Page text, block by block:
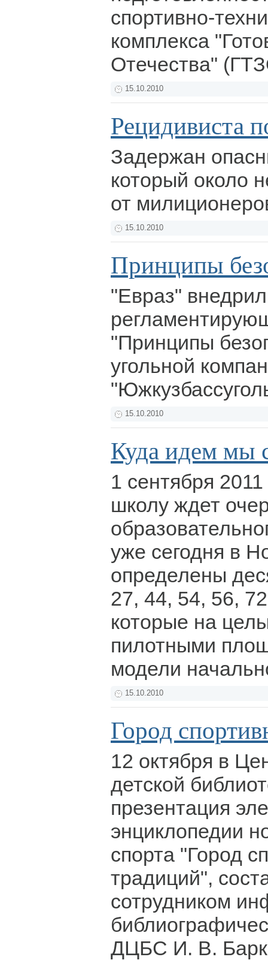
спортивно-
комплекса
Отечества"
15.10.2010
Рецидивиста
Задержан
который около
от
15.10.2010
Принципы
"Евраз" внедрил
"Принципы
угольной
15.10.2010
Куда идем мы
1 сентября
школу ждет
уже сегодня в
определены
27, 44, 54, 56,
которые на
пилотными
модели
15.10.2010
Город
12 октября в
детской
презентация
энциклопедии
спорта "Город
традиций",
сотрудником
ДЦБС И. В.